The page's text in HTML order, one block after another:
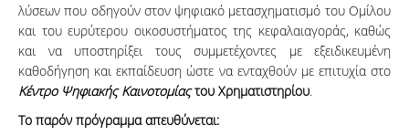
λύσεων που οδηγούν στον ψηφιακό μετασχηματισμό του Ομίλου
και του ευρύτερου οικοσυστήματος της κεφαλαιαγοράς, καθώς
και να υποστηρίξει τους συμμετέχοντες με εξειδικευμένη
καθοδήγηση και εκπαίδευση ώστε να ενταχθούν με επιτυχία στο
Κέντρο Ψηφιακής Καινοτομίαςτου Χρηματιστηρίου.
Tο παρόν πρόγραμμα απευθύνεται: